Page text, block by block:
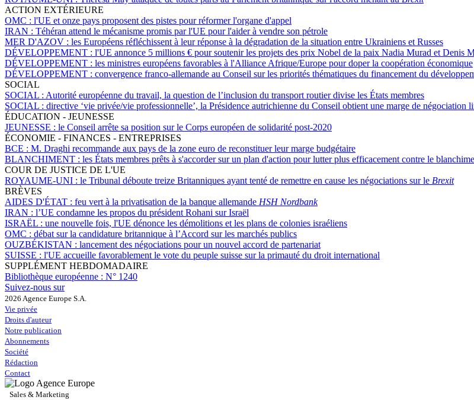
ACTION EXTÉRIEURE
OMC : l'UE et onze pays proposent des pistes pour réformer l'organe d'appel
IRAN : Téhéran attend le mécanisme promis par l'UE pour l'aider à vendre son pétrole
MER D'AZOV : les Européens réfléchissent à leur réponse à la dégradation de la situation entre Ukrainiens et Russes
DÉVELOPPEMENT : l'UE annonce 5 millions € pour soutenir les projets des prix Nobel de la paix Nadia Murad et Denis
DÉVELOPPEMENT : les ministres européens favorables à l'Alliance Afrique/Europe pour doper la coopération économique
DÉVELOPPEMENT : convergence franco-allemande au Conseil sur les priorités thématiques du financement du
SOCIAL
SOCIAL : Autorité européenne du travail, la question de l’inclusion du transport routier divise les États membres
SOCIAL : directive ‘vie privée/vie professionnelle’, la Présidence autrichienne du Conseil obtient une marge de négociation
ÉDUCATION - JEUNESSE
JEUNESSE : le Conseil arrête sa position sur le Corps européen de solidarité post-2020
ÉCONOMIE - FINANCES - ENTREPRISES
BCE : M. Draghi recommande aux pays de la zone euro de reconstituer leur marge budgétaire
BLANCHIMENT : les États membres prêts à s'accorder sur un plan d'action pour lutter plus efficacement contre le
COUR DE JUSTICE DE L'UE
ROYAUME-UNI : le Tribunal déboute treize Britanniques ayant tenté de remettre en cause les négociations sur le Brexit
BRÈVES
AIDES D'ÉTAT : feu vert à la privatisation de la banque allemande HSH Nordbank
IRAN : l’UE condamne les propos du président Rohani sur Israël
ISRAËL : une nouvelle fois, l'UE dénonce les démolitions et les plans de colonies israéliens
OMC : débat sur la candidature britannique à l’Accord sur les marchés publics
OUZBÉKISTAN : lancement des négociations pour un nouvel accord de partenariat
SUISSE : l'UE accueille favorablement le vote du peuple suisse sur la primauté du droit international
SUPPLÉMENT HEBDOMADAIRE
Bibliothèque européenne : N° 1240
Suivez-nous sur
2026 Agence Europe S.A.
Vie privée
Droits d'auteur
Notre publication
Abonnements
Société
Rédaction
Contact
Sales & Marketing